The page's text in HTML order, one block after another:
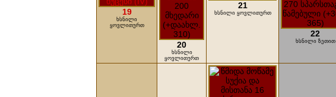
19
ხსნილი
ყოვლითურთ
20
ხსნილი
ყოვლითურთ
21
ხსნილი ყოვლითურთ
22
ხსნილი ზეთით